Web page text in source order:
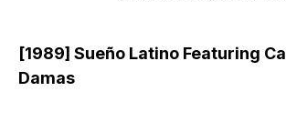
[1989] Sueño Latino Featuring
Damas